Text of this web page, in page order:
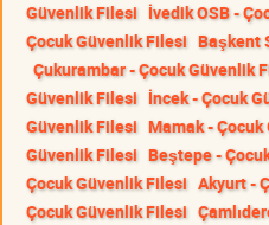
Güvenlik Filesi İvedik OSB -
Çocuk Güvenlik Filesi Başkent
Çukurambar - Çocuk Güvenlik
Güvenlik Filesi İncek - Çocuk
Güvenlik Filesi Mamak -
Güvenlik Filesi Beştepe -
Çocuk Güvenlik Filesi Akyurt -
Çocuk Güvenlik Filesi